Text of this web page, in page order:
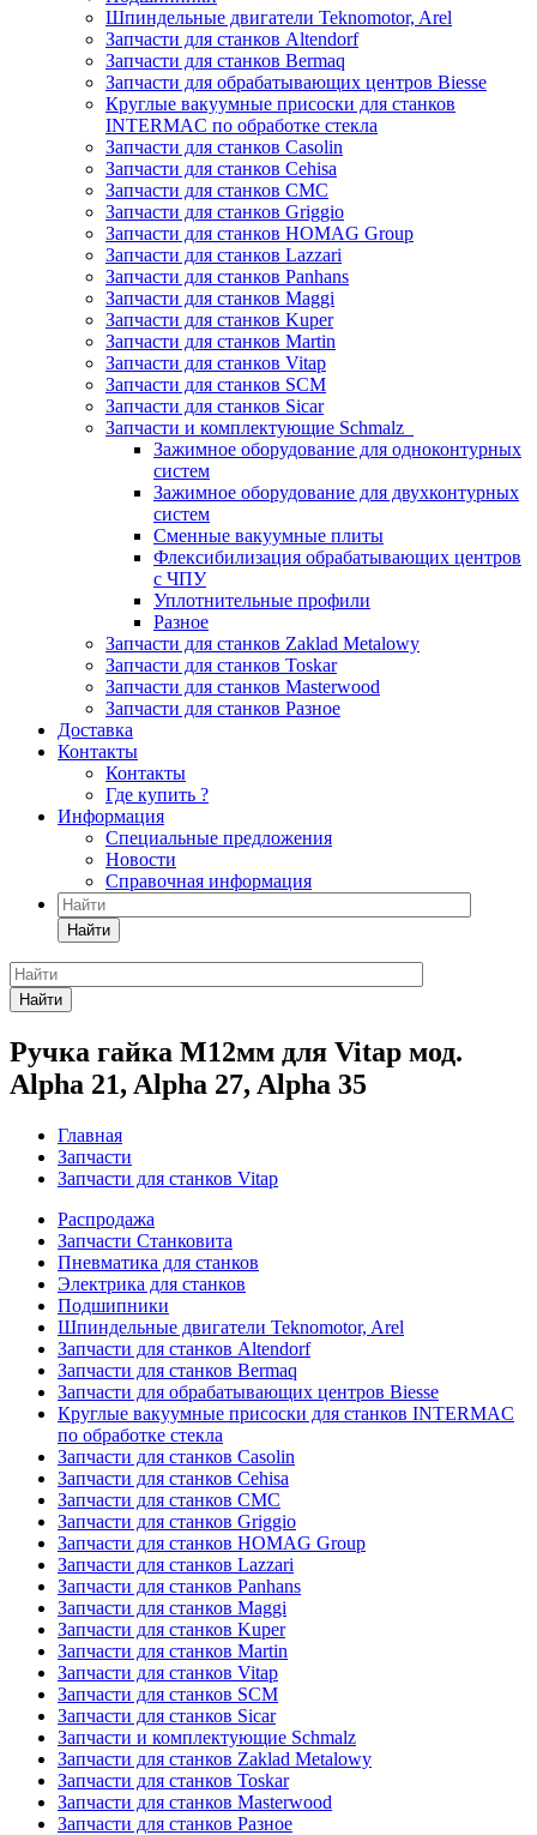
Шпиндельные двигатели Teknomotor, Arel
Запчасти для станков Altendorf
Запчасти для станков Bermaq
Запчасти для обрабатывающих центров Biesse
Круглые вакуумные присоски для станков
INTERMAC по обработке стекла
Запчасти для станков Casolin
Запчасти для станков Cehisa
Запчасти для станков CMC
Запчасти для станков Griggio
Запчасти для станков HOMAG Group
Запчасти для станков Lazzari
Запчасти для станков Panhans
Запчасти для станков Maggi
Запчасти для станков Kuper
Запчасти для станков Martin
Запчасти для станков Vitap
Запчасти для станков SCM
Запчасти для станков Sicar
Запчасти и комплектующие Schmalz
Зажимное оборудование для одноконтурных
систем
Зажимное оборудование для двухконтурных
систем
Сменные вакуумные плиты
Флексибилизация обрабатывающих центров
с ЧПУ
Уплотнительные профили
Разное
Запчасти для станков Zaklad Metalowy
Запчасти для станков Toskar
Запчасти для станков Masterwood
Запчасти для станков Разное
Доставка
Контакты
Контакты
Где купить ?
Информация
Специальные предложения
Новости
Справочная информация
Найти
Найти
Ручка гайка M12мм для Vitap мод.
Alpha 21, Alpha 27, Alpha 35
Главная
Запчасти
Запчасти для станков Vitap
Распродажа
Запчасти Станковита
Пневматика для станков
Электрика для станков
Подшипники
Шпиндельные двигатели Teknomotor, Arel
Запчасти для станков Altendorf
Запчасти для станков Bermaq
Запчасти для обрабатывающих центров Biesse
Круглые вакуумные присоски для станков INTERMAC
по обработке стекла
Запчасти для станков Casolin
Запчасти для станков Cehisa
Запчасти для станков CMC
Запчасти для станков Griggio
Запчасти для станков HOMAG Group
Запчасти для станков Lazzari
Запчасти для станков Panhans
Запчасти для станков Maggi
Запчасти для станков Kuper
Запчасти для станков Martin
Запчасти для станков Vitap
Запчасти для станков SCM
Запчасти для станков Sicar
Запчасти и комплектующие Schmalz
Запчасти для станков Zaklad Metalowy
Запчасти для станков Toskar
Запчасти для станков Masterwood
Запчасти для станков Разное